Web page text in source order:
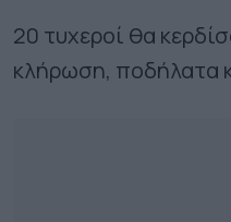
20 τυχεροί θα
κλήρωση, ποδήλατα